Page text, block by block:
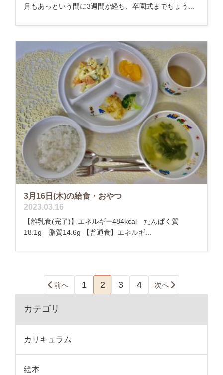
月もあっという間に3週間が経ち、卒園式までちょう...
3月16日(木)の給食・おやつ
2023.03.16
【離乳食(完了)】エネルギー484kcal たんぱく質
18.1g 脂質14.6g 【普通食】エネルギ...
前へ 1 2 3 4 次へ
カテゴリ
カリキュラム
絵本